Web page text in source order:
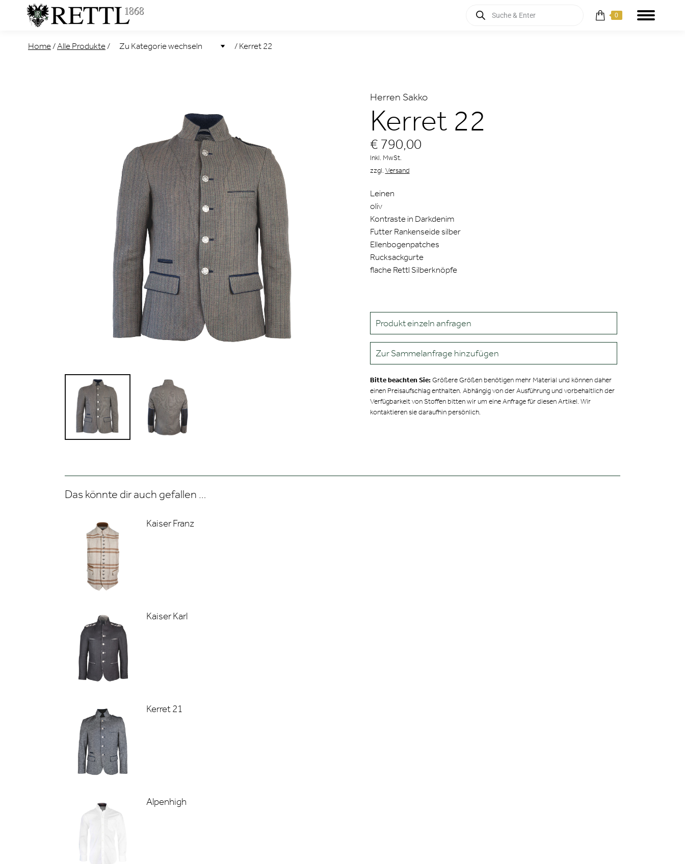
Products
search
0
Home / Alle Produkte / / Kerret 22
Herren Sakko
Kerret 22
€ 790,00
Inkl. MwSt.
zzgl. Versand
Leinen
oliv
Kontraste in Darkdenim
Futter Rankenseide silber
Ellenbogenpatches
Rucksackgurte
flache Rettl Silberknöpfe
Produkt einzeln anfragen
Zur Sammelanfrage hinzufügen
Bitte beachten Sie:Größere Größen benötigen mehr Material und können daher
einen Preisaufschlag enthalten. Abhängig von der Ausführung und vorbehaltlich der
Verfügbarkeit von Stoffen bitten wir um eine Anfrage für diesen Artikel. Wir
kontaktieren sie daraufhin persönlich.
Das könnte dir auch gefallen …
Kaiser Franz
Kaiser Karl
Kerret 21
Alpenhigh